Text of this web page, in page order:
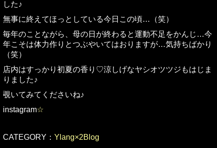
した♪
無事に終えてほっとしている今日この頃…（笑）
毎年のことながら、母の日が終わると運動不足をかんじ…今
年こそは体力作りとつぶやいてはおりますが…気持ちばかり
（笑）
店内はすっかり初夏の香り♡涼しげなヤシオツツジもはじま
りました♪
覗いてみてくださいね♪
instagram☆
CATEGORY： Ylang×2Blog